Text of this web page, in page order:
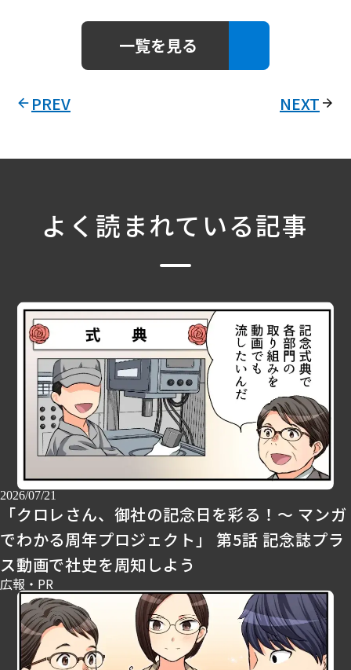
PREV
一覧を見る
NEXT
よく読まれている記事
2026/07/21
「クロレさん、御社の記念日を彩る！～ マンガ
でわかる周年プロジェクト」 第5話 記念誌プラ
ス動画で社史を周知しよう
広報・PR